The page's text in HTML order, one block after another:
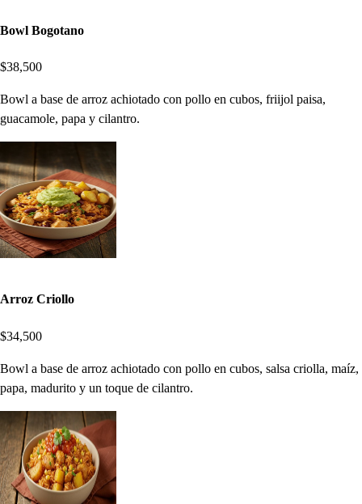
Bowl Bogotano
$38,500
Bowl a base de arroz achiotado con pollo en cubos, friijol paisa,
guacamole, papa y cilantro.
Arroz Criollo
$34,500
Bowl a base de arroz achiotado con pollo en cubos, salsa criolla, maíz,
papa, madurito y un toque de cilantro.